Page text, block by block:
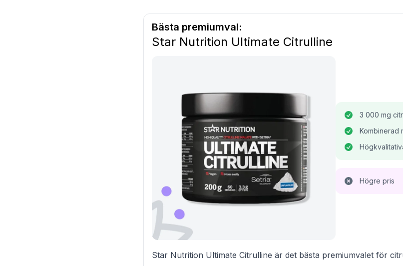
Bästa premiumval:
Star Nutrition Ultimate Citrulline
3 000 mg
Kombinerad
Högre pris
Star Nutrition Ultimate Citrulline är det bästa premiumvalet för